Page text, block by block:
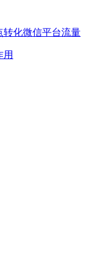
转化微信平台流量
用